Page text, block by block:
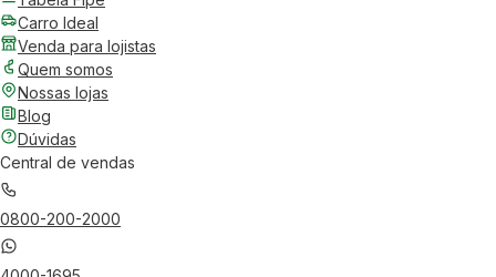
Carro Ideal
Venda para lojistas
Quem somos
Nossas lojas
Blog
Dúvidas
Central de vendas
0800-200-2000